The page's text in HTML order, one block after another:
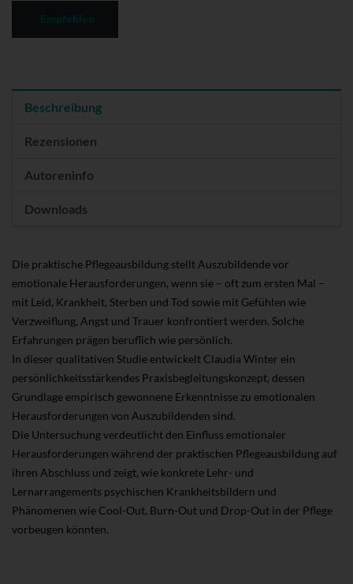
Beschreibung
Rezensionen
Autoreninfo
Downloads
Die praktische Pflegeausbildung stellt Auszubildende vor
emotionale Herausforderungen, wenn sie – oft zum ersten Mal –
mit Leid, Krankheit, Sterben und Tod sowie mit Gefühlen wie
Verzweiflung, Angst und Trauer konfrontiert werden. Solche
Erfahrungen prägen beruflich wie persönlich.
In dieser qualitativen Studie entwickelt Claudia Winter ein
persönlichkeitsstärkendes Praxisbegleitungskonzept, dessen
Grundlage empirisch gewonnene Erkenntnisse zu emotionalen
Herausforderungen von Auszubildenden sind.
Die Untersuchung verdeutlicht den Einfluss emotionaler
Herausforderungen während der praktischen Pflegeausbildung auf
ihren Abschluss und zeigt, wie konkrete Lehr- und
Lernarrangements psychischen Krankheitsbildern und
Phänomenen wie Cool-Out, Burn-Out und Drop-Out in der Pflege
vorbeugen könnten.